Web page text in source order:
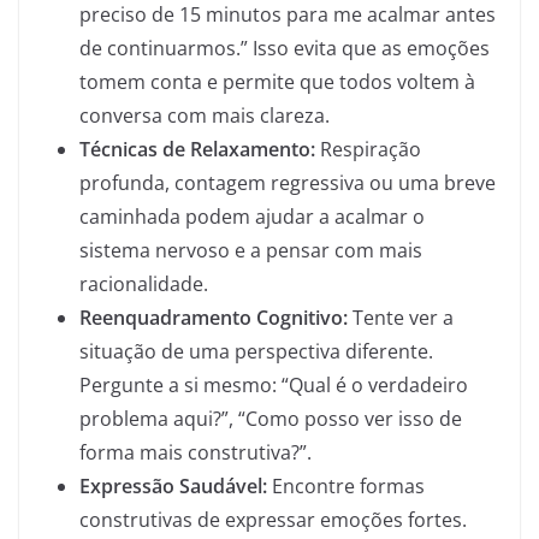
preciso de 15 minutos para me acalmar antes
de continuarmos.” Isso evita que as emoções
tomem conta e permite que todos voltem à
conversa com mais clareza.
Técnicas de Relaxamento: Respiração
profunda, contagem regressiva ou uma breve
caminhada podem ajudar a acalmar o
sistema nervoso e a pensar com mais
racionalidade.
Reenquadramento Cognitivo:Tente ver a
situação de uma perspectiva diferente.
Pergunte a si mesmo: “Qual é o verdadeiro
problema aqui?”, “Como posso ver isso de
forma mais construtiva?”.
Expressão Saudável: Encontre formas
construtivas de expressar emoções fortes.